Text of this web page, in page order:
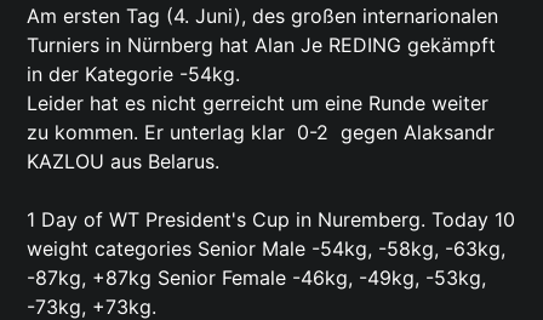
Am ersten Tag (4. Juni), des großen internarionalen
Turniers in Nürnberg hat Alan Je REDING gekämpft
in der Kategorie -54kg.
Leider hat es nicht gerreicht um eine Runde weiter
zu kommen. Er unterlag klar 0-2 gegen Alaksandr
KAZLOU aus Belarus.
1 Day of WT President's Cup in Nuremberg. Today 10
weight categories Senior Male -54kg, -58kg, -63kg,
-87kg, +87kg Senior Female -46kg, -49kg, -53kg,
-73kg, +73kg.